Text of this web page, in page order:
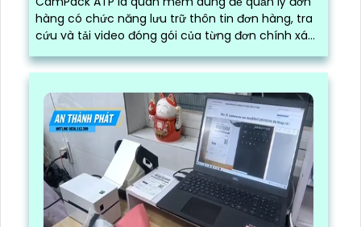
hàng có chức năng lưu trữ thôn tin đơn hàng, tra
cứu và tải video đóng gói của từng đơn chính xác
và nhanh chóng